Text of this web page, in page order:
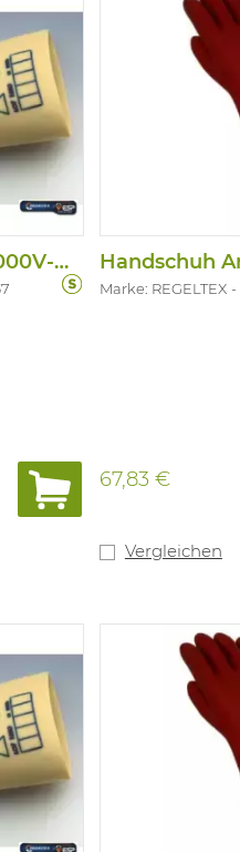
Handschuh Electrovolt 1000V-Klasse 0
Marke: REGELTEX
67,83 €
Vergleichen